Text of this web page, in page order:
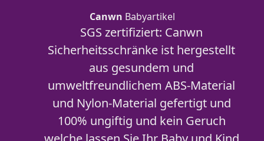
Canwn Babyartikel
SGS zertifiziert: Canwn
Sicherheitsschränke ist hergestellt
aus gesundem und
umweltfreundlichem ABS-Material
und Nylon-Material gefertigt und
100% ungiftig und kein Geruch